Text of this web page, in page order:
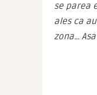
se parea
ales ca
zona…